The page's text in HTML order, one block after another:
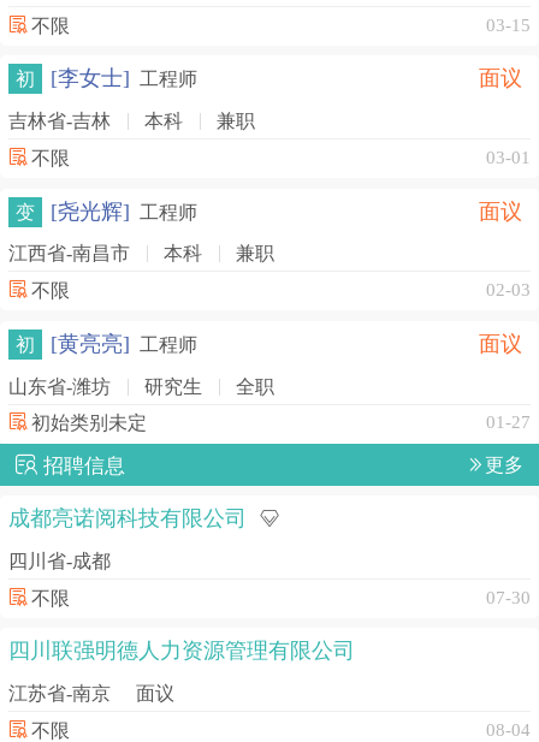
不限 03-15
初 [李女士] 工程师 面议
吉林省-吉林 本科 兼职
不限 03-01
变 [尧光辉] 工程师 面议
江西省-南昌市 本科 兼职
不限 02-03
初 [黄亮亮] 工程师 面议
山东省-潍坊 研究生 全职
初始类别未定 01-27
招聘信息 更多
成都亮诺阅科技有限公司
四川省-成都
不限 07-30
四川联强明德人力资源管理有限公司
江苏省-南京 面议
不限 08-04